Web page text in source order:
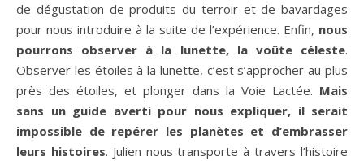
de dégustation de produits du terroir et de bavardages
pour nous introduire à la suite de l’expérience. Enfin, nous
pourrons observer à la lunette, la voûte céleste.
Observer les étoiles à la lunette, c’est s’approcher au plus
près des étoiles, et plonger dans la Voie Lactée. Mais
sans un guide averti pour nous expliquer, il serait
impossible de repérer les planètes et d’embrasser
leurs histoires. Julien nous transporte à travers l’histoire